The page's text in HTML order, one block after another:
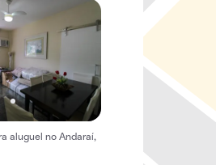
aluguel no Andaraí,